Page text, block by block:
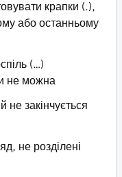
крапки (.),
або останньому
(…)
не можна
не закінчується
не розділені